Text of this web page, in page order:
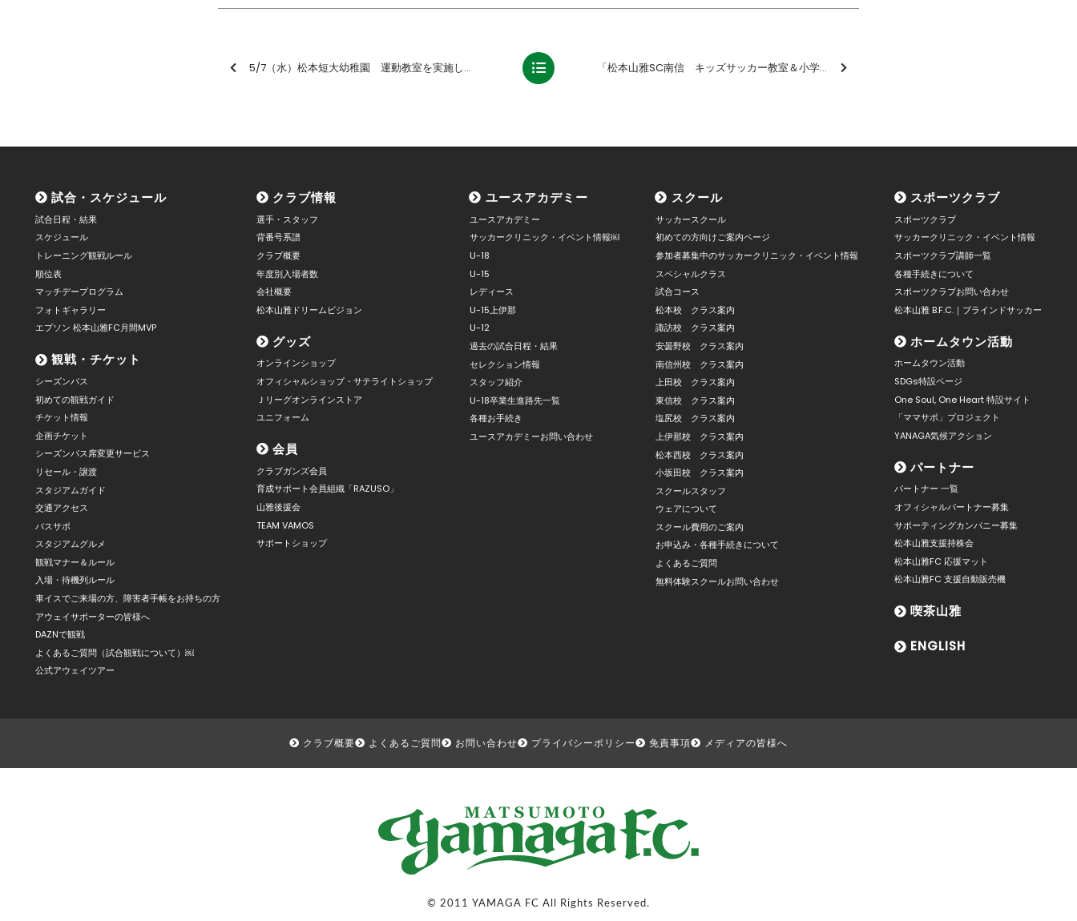
5/7（水）松本短大幼稚園 運動教室を実施しました【報告】 「松本山雅SC南信 キッズサッカー教室＆小学生レベルアップクリニック」を開催しました【報告】
試合・スケジュール
試合日程・結果
スケジュール
トレーニング観戦ルール
順位表
マッチデープログラム
フォトギャラリー
エプソン 松本山雅FC月間MVP
観戦・チケット
シーズンパス
初めての観戦ガイド
チケット情報
企画チケット
シーズンパス席変更サービス
リセール・譲渡
スタジアムガイド
交通アクセス
バスサポ
スタジアムグルメ
観戦マナー＆ルール
入場・待機列ルール
車イスでご来場の方、障害者手帳をお持ちの方
アウェイサポーターの皆様へ
DAZNで観戦
よくあるご質問（試合観戦について）￼
公式アウェイツアー
クラブ情報
選手・スタッフ
背番号系譜
クラブ概要
年度別入場者数
会社概要
松本山雅ドリームビジョン
グッズ
オンラインショップ
オフィシャルショップ・サテライトショップ
Ｊリーグオンラインストア
ユニフォーム
会員
クラブガンズ会員
育成サポート会員組織「RAZUSO」
山雅後援会
TEAM VAMOS
サポートショップ
ユースアカデミー
ユースアカデミー
サッカークリニック・イベント情報￼
U-18
U-15
レディース
U-15上伊那
U-12
過去の試合日程・結果
セレクション情報
スタッフ紹介
U-18卒業生進路先一覧
各種お手続き
ユースアカデミーお問い合わせ
スクール
サッカースクール
初めての方向けご案内ページ
参加者募集中のサッカークリニック・イベント情報
スペシャルクラス
試合コース
松本校 クラス案内
諏訪校 クラス案内
安曇野校 クラス案内
南信州校 クラス案内
上田校 クラス案内
東信校 クラス案内
塩尻校 クラス案内
上伊那校 クラス案内
松本西校 クラス案内
小坂田校 クラス案内
スクールスタッフ
ウェアについて
スクール費用のご案内
お申込み・各種手続きについて
よくあるご質問
無料体験スクールお問い合わせ
スポーツクラブ
スポーツクラブ
サッカークリニック・イベント情報
スポーツクラブ講師一覧
各種手続きについて
スポーツクラブお問い合わせ
松本山雅 B.F.C.｜ブラインドサッカー
ホームタウン活動
ホームタウン活動
SDGs特設ページ
One Soul, One Heart 特設サイト
「ママサポ」プロジェクト
YANAGA気候アクション
パートナー
パートナー 一覧
オフィシャルパートナー募集
サポーティングカンパニー募集
松本山雅支援持株会
松本山雅FC 応援マット
松本山雅FC 支援自動販売機
喫茶山雅
ENGLISH
クラブ概要 よくあるご質問 お問い合わせ プライバシーポリシー 免責事項 メディアの皆様へ
© 2011 YAMAGA FC All Rights Reserved.